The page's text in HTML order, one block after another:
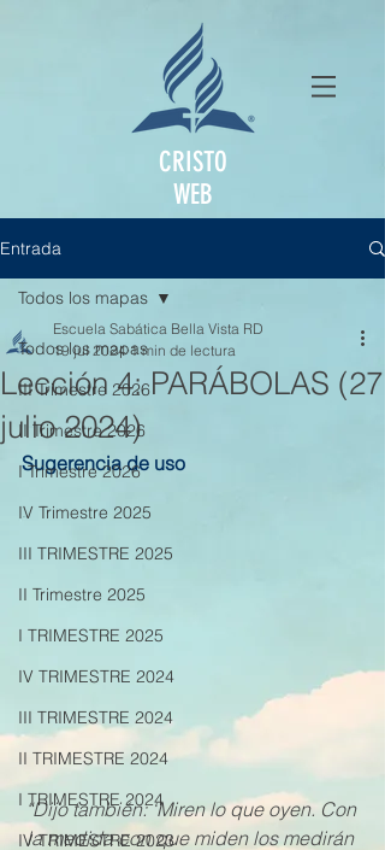
CRISTO
WEB
Entrada
Todos los mapas
III Trimestre 2026
II Trimestre 2026
I Trimestre 2026
IV Trimestre 2025
III TRIMESTRE 2025
II Trimestre 2025
I TRIMESTRE 2025
IV TRIMESTRE 2024
III TRIMESTRE 2024
II TRIMESTRE 2024
I TRIMESTRE 2024
IV TRIMESTRE 2023
Todos los mapas
Lección 4: PARÁBOLAS (27
julio 2024)
Escuela Sabática Bella Vista RD
19 jul 2024 1 min de lectura
Sugerencia de uso
“Dijo también: ‘Miren lo que oyen. Con
la medida con que miden los medirán